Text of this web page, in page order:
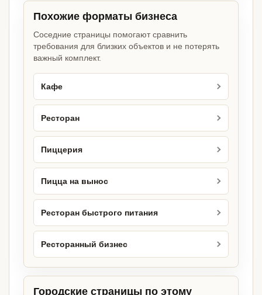
Похожие форматы бизнеса
Соседние страницы помогают сравнить
требования для близких объектов и не потерять
важный комплект.
Кафе
Ресторан
Пиццерия
Пицца на вынос
Ресторан быстрого питания
Ресторанный бизнес
Городские страницы по этому